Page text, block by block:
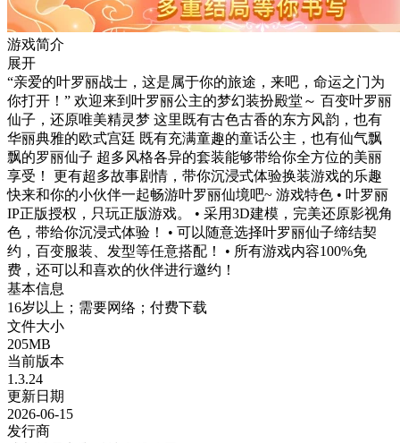
游戏简介
展开
“亲爱的叶罗丽战士，这是属于你的旅途，来吧，命运之门为
你打开！” 欢迎来到叶罗丽公主的梦幻装扮殿堂～ 百变叶罗丽
仙子，还原唯美精灵梦 这里既有古色古香的东方风韵，也有
华丽典雅的欧式宫廷 既有充满童趣的童话公主，也有仙气飘
飘的罗丽仙子 超多风格各异的套装能够带给你全方位的美丽
享受！ 更有超多故事剧情，带你沉浸式体验换装游戏的乐趣
快来和你的小伙伴一起畅游叶罗丽仙境吧~ 游戏特色 • 叶罗丽
IP正版授权，只玩正版游戏。 • 采用3D建模，完美还原影视角
色，带给你沉浸式体验！ • 可以随意选择叶罗丽仙子缔结契
约，百变服装、发型等任意搭配！ • 所有游戏内容100%免
费，还可以和喜欢的伙伴进行邀约！
基本信息
16岁以上；需要网络；付费下载
文件大小
205MB
当前版本
1.3.24
更新日期
2026-06-15
发行商